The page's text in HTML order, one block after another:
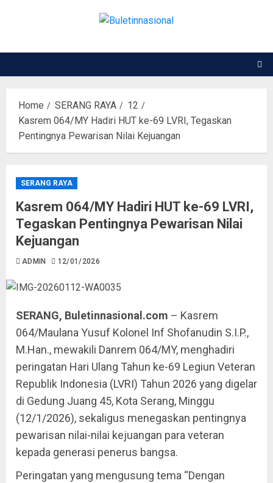
Home SERANG RAYA
12
Kasrem 064/MY Hadiri HUT ke-69 LVRI, Tegaskan
Pentingnya Pewarisan Nilai Kejuangan
SERANG RAYA
Kasrem 064/MY Hadiri HUT ke-69 LVRI,
Tegaskan Pentingnya Pewarisan Nilai
Kejuangan
ADMIN 12/01/2026
SERANG, Buletinnasional.com – Kasrem
064/Maulana Yusuf Kolonel Inf Shofanudin S.I.P.,
M.Han., mewakili Danrem 064/MY, menghadiri
peringatan Hari Ulang Tahun ke-69 Legiun Veteran
Republik Indonesia (LVRI) Tahun 2026 yang digelar
di Gedung Juang 45, Kota Serang, Minggu
(12/1/2026), sekaligus menegaskan pentingnya
pewarisan nilai-nilai kejuangan para veteran
kepada generasi penerus bangsa.
Peringatan yang mengusung tema “Dengan